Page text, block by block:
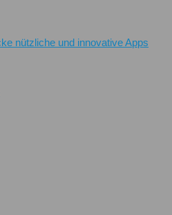
nützliche und innovative Apps